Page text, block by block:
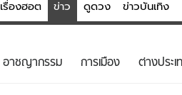
เรื่องฮอต ข่าว ดูดวง ข่าวบันเทิง
ดูดวง -
อาชญากรรม การเมือง ต่างประเ